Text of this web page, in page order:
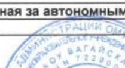
Отмена занятий на 23.01.2026
23.01.2026
Отмена занятий на 22.01.2026
22.01.2026